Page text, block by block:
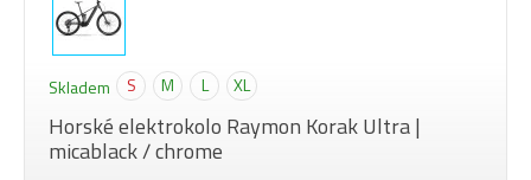
Skladem S M L XL
Horské elektrokolo Raymon Korak Ultra |
micablack / chrome